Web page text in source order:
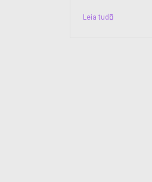
Leia tudo